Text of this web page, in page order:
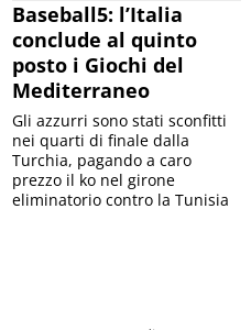
Baseball5: l’Italia
conclude al quinto
posto i Giochi del
Mediterraneo
Gli azzurri sono stati sconfitti
nei quarti di finale dalla
Turchia, pagando a caro
prezzo il ko nel girone
eliminatorio contro la Tunisia